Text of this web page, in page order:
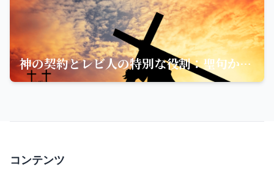
神の契約とレビ人の特別な役割：聖句から学ぶ信仰の道
コンテンツ